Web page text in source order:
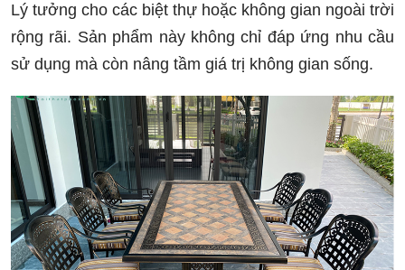
Lý tưởng cho các biệt thự hoặc không gian ngoài trời
rộng rãi. Sản phẩm này không chỉ đáp ứng nhu cầu
sử dụng mà còn nâng tầm giá trị không gian sống.